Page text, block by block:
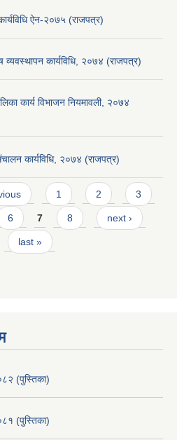
ऐन-२०७५ (राजपत्र)
व्यवस्थापन कार्यविधि, २०७४ (राजपत्र)
कार्य विभाजन नियमावली, २०७४
कार्यविधि, २०७४ (राजपत्र)
1 2 3
6 7 8 next ›
last »
(पुस्तिका)
(पुस्तिका)